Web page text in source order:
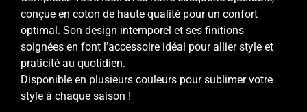
conçue en coton de haute qualité pour un confort
optimal. Son design intemporel et ses finitions
soignées en font l’accessoire idéal pour allier style et
praticité au quotidien.
Disponible en plusieurs couleurs pour sublimer votre
style à chaque saison !